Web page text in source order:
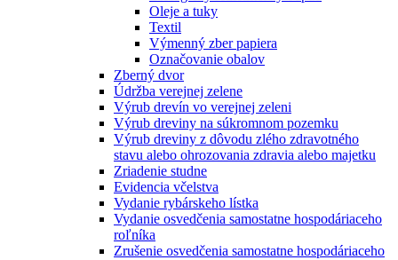
Oleje a tuky
Textil
Výmenný zber papiera
Označovanie obalov
Zberný dvor
Údržba verejnej zelene
Výrub drevín vo verejnej zeleni
Výrub dreviny na súkromnom pozemku
Výrub dreviny z dôvodu zlého zdravotného
stavu alebo ohrozovania zdravia alebo majetku
Zriadenie studne
Evidencia včelstva
Vydanie rybárskeho lístka
Vydanie osvedčenia samostatne hospodáriaceho
roľníka
Zrušenie osvedčenia samostatne hospodáriaceho